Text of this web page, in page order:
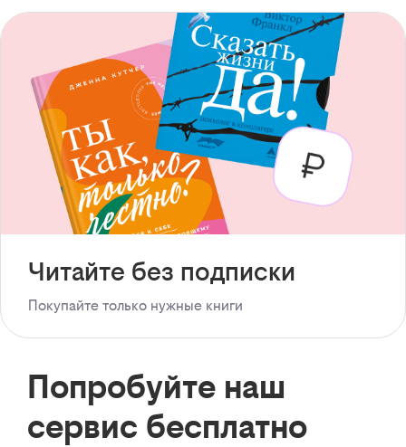
Читайте без подписки
Покупайте только нужные книги
Попробуйте наш
сервис бесплатно